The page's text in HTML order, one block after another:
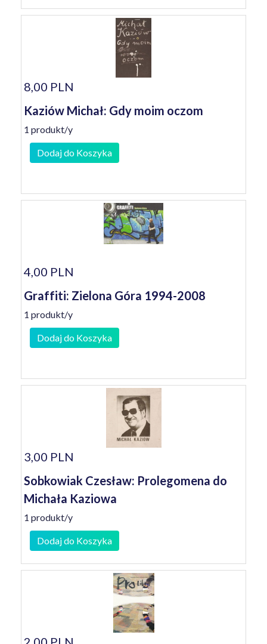
8,00 PLN
Kaziów Michał: Gdy moim oczom
1 produkt/y
Dodaj do Koszyka
4,00 PLN
Graffiti: Zielona Góra 1994-2008
1 produkt/y
Dodaj do Koszyka
3,00 PLN
Sobkowiak Czesław: Prolegomena do
Michała Kaziowa
1 produkt/y
Dodaj do Koszyka